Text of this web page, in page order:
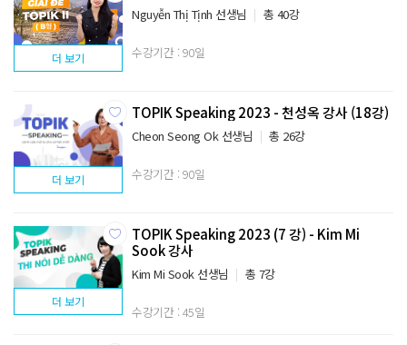
Nguyễn Thị Tịnh 선생님 총 40강
수강기간 : 90일
더 보기
TOPIK Speaking 2023 - 천성옥 강사 (18강)
Cheon Seong Ok 선생님 총 26강
수강기간 : 90일
더 보기
TOPIK Speaking 2023 (7 강) - Kim Mi
Sook 강사
Kim Mi Sook 선생님 총 7강
수강기간 : 45일
더 보기